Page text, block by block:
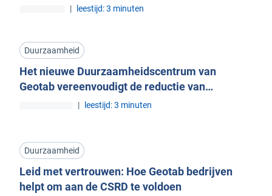
| leestijd: 3 minuten
Duurzaamheid
Het nieuwe Duurzaamheidscentrum van
Geotab vereenvoudigt de reductie van
brandstof en emissies
| leestijd: 3 minuten
Duurzaamheid
Leid met vertrouwen: Hoe Geotab bedrijven
helpt om aan de CSRD te voldoen